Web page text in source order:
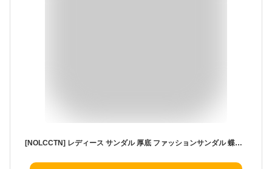
[NOLCCTN] レディース サンダル 厚底 ファッションサンダル 蝶結び リボン フラット ヒール 軽量 歩きやすい 疲れない スポーツサンダル おしゃれ カジュアル マジックテープ 美脚 夏 7.5ｃｍ (ブラック, measurement_24_point_5_centimeters)